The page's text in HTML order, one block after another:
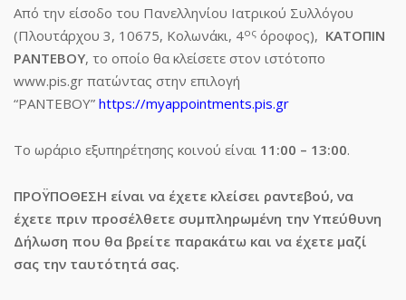
Από την είσοδο του Πανελληνίου Ιατρικού Συλλόγου
(Πλουτάρχου 3, 10675, Κολωνάκι, 4ος όροφος), ΚΑΤΟΠΙΝ
ΡΑΝΤΕΒΟΥ, το οποίο θα κλείσετε στον ιστότοπο
www.pis.gr πατώντας στην επιλογή
“ΡΑΝΤΕΒΟΥ” https://myappointments.pis.gr
Το ωράριο εξυπηρέτησης κοινού είναι 11:00 – 13:00.
ΠΡΟΫΠΟΘΕΣΗ είναι να έχετε κλείσει ραντεβού, να
έχετε πριν προσέλθετε συμπληρωμένη την Υπεύθυνη
Δήλωση που θα βρείτε παρακάτω και να έχετε μαζί
σας την ταυτότητά σας.